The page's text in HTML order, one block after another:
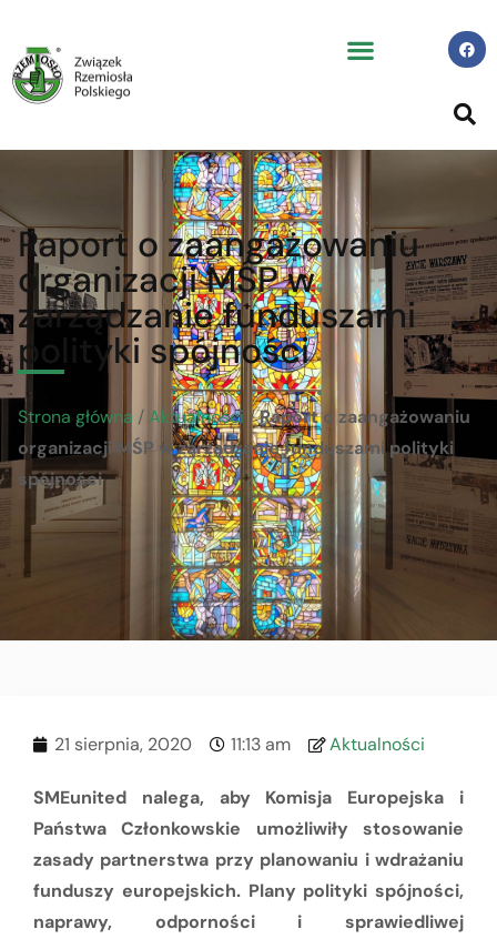
Raport o zaangażowaniu
organizacji MŚP w
zarządzanie funduszami
polityki spójności
Strona główna /Aktualności /Raport o zaangażowaniu
organizacji MŚP w zarządzanie funduszami polityki
spójności
21 sierpnia, 2020 11:13 am Aktualności
SMEunited nalega, aby Komisja Europejska i
Państwa Członkowskie umożliwiły stosowanie
zasady partnerstwa przy planowaniu i wdrażaniu
funduszy europejskich. Plany polityki spójności,
naprawy, odporności i sprawiedliwej